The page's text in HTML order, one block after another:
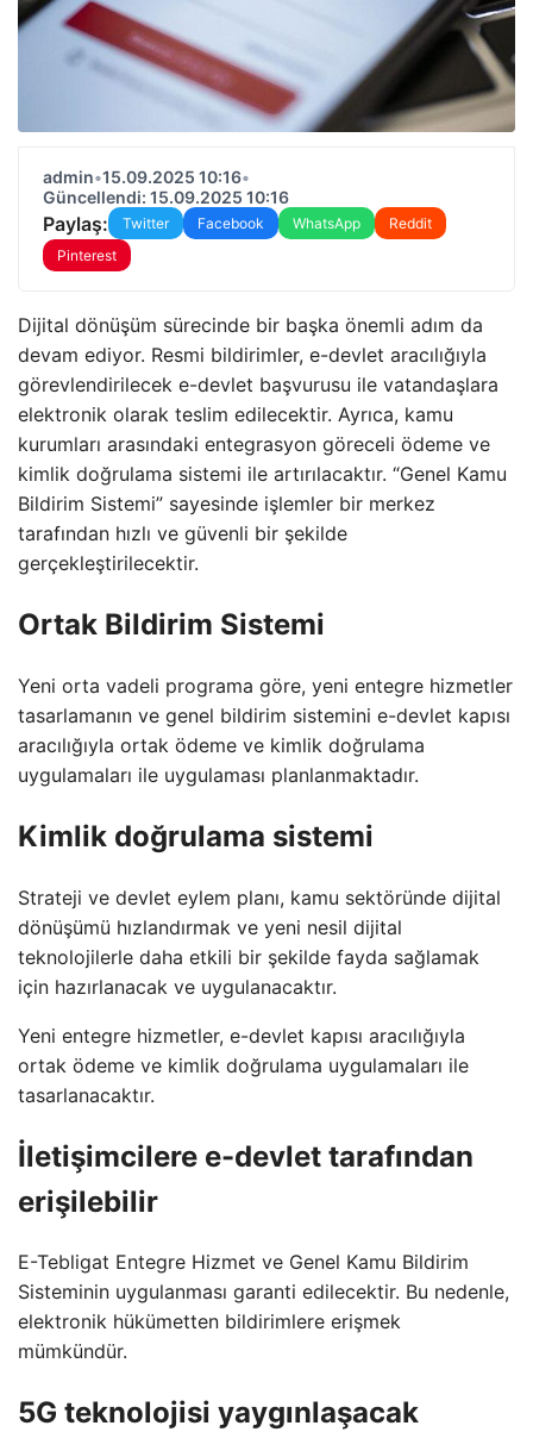
admin•15.09.2025 10:16•
Güncellendi: 15.09.2025 10:16
Paylaş: Twitter Facebook WhatsApp
Reddit
Pinterest
Dijital dönüşüm sürecinde bir başka önemli adım da
devam ediyor. Resmi bildirimler, e-devlet aracılığıyla
görevlendirilecek e-devlet başvurusu ile vatandaşlara
elektronik olarak teslim edilecektir. Ayrıca, kamu
kurumları arasındaki entegrasyon göreceli ödeme ve
kimlik doğrulama sistemi ile artırılacaktır. “Genel Kamu
Bildirim Sistemi” sayesinde işlemler bir merkez
tarafından hızlı ve güvenli bir şekilde
gerçekleştirilecektir.
Ortak Bildirim Sistemi
Yeni orta vadeli programa göre, yeni entegre hizmetler
tasarlamanın ve genel bildirim sistemini e-devlet kapısı
aracılığıyla ortak ödeme ve kimlik doğrulama
uygulamaları ile uygulaması planlanmaktadır.
Kimlik doğrulama sistemi
Strateji ve devlet eylem planı, kamu sektöründe dijital
dönüşümü hızlandırmak ve yeni nesil dijital
teknolojilerle daha etkili bir şekilde fayda sağlamak
için hazırlanacak ve uygulanacaktır.
Yeni entegre hizmetler, e-devlet kapısı aracılığıyla
ortak ödeme ve kimlik doğrulama uygulamaları ile
tasarlanacaktır.
İletişimcilere e-devlet tarafından
erişilebilir
E-Tebligat Entegre Hizmet ve Genel Kamu Bildirim
Sisteminin uygulanması garanti edilecektir. Bu nedenle,
elektronik hükümetten bildirimlere erişmek
mümkündür.
5G teknolojisi yaygınlaşacak